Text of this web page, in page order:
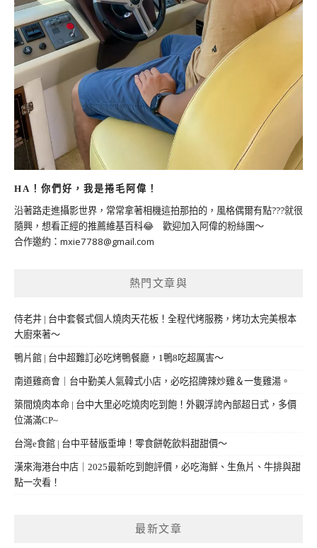
HA！你們好，我是捲毛阿偉！
沿著路走進攝影世界，常常拿著相機這拍那拍的，風格偶爾有點???就很
隨興，想看正經的推薦維基百科😂 歡迎加入阿偉的粉絲團～
合作邀約： mxie7788@gmail.com
熱門文章與
侍老井 | 台中套餐式個人燒肉天花板！全程代烤服務，烤功太完美根本
大廚來著～
鴨片館 | 台中超難訂必吃烤鴨餐廳，1鴨8吃超厲害～
南道雞商會｜台中勤美人氣韓式小店，必吃招牌辣炒雞＆一隻雞湯。
築間燒肉本命 | 台中大里必吃燒肉吃到飽！外觀浮誇內部超日式，多價
位滿滿CP~
台灣e食館 | 台中平替版垂坤！零食餅乾飲料甜甜價～
漢來海港台中店｜2025最新吃到飽評價，必吃海鮮、生魚片、牛排與甜
點一次看！
最新文章